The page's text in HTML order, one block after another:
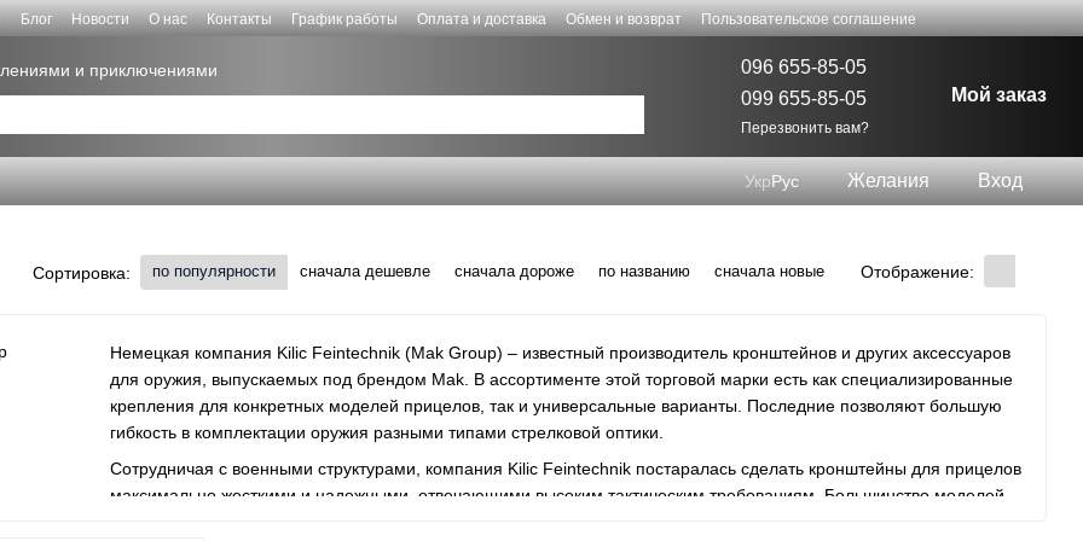
Блог Новости О нас Контакты График работы Оплата и доставка Обмен и возврат
Пользовательское соглашение
и приключениями
096 655-85-05
099 655-85-05
Перезвонить вам?
Мой заказ
УкрРус Желания Вход
Сортировка: по популярности сначала дешевле сначала дороже по названию сначала новые Отображение:
Немецкая компания Kilic Feintechnik (Mak Group) – известный производитель кронштейнов и других аксессуаров
для оружия, выпускаемых под брендом Mak. В ассортименте этой торговой марки есть как специализированные
крепления для конкретных моделей прицелов, так и универсальные варианты. Последние позволяют большую
гибкость в комплектации оружия разными типами стрелковой оптики.
Сотрудничая с военными структурами, компания Kilic Feintechnik постаралась сделать кронштейны для прицелов
максимально жесткими и надежными, отвечающими высоким тактическим требованиям. Большинство моделей